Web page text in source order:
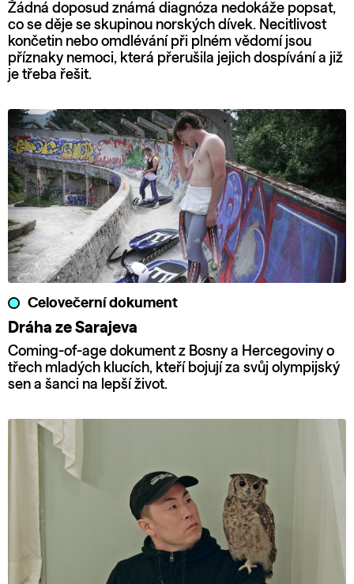
Žádná doposud známá diagnóza nedokáže popsat,
co se děje se skupinou norských dívek. Necitlivost
končetin nebo omdlévání při plném vědomí jsou
příznaky nemoci, která přerušila jejich dospívání a již
je třeba řešit.
Celovečerní dokument
Dráha ze Sarajeva
Coming-of-age dokument z Bosny a Hercegoviny o
třech mladých klucích, kteří bojují za svůj olympijský
sen a šanci na lepší život.